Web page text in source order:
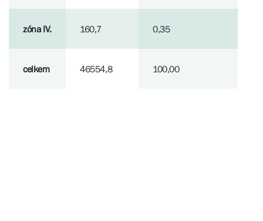
zóna IV. ​​​​​​​160,7 0,35
celkem 46554,8 100,00